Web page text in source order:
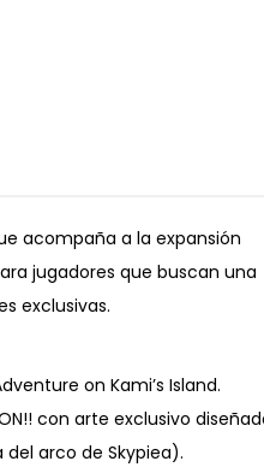
acompaña a la expansión
jugadores que buscan una
exclusivas.
on Kami’s Island.
con arte exclusivo
arco de Skypiea).